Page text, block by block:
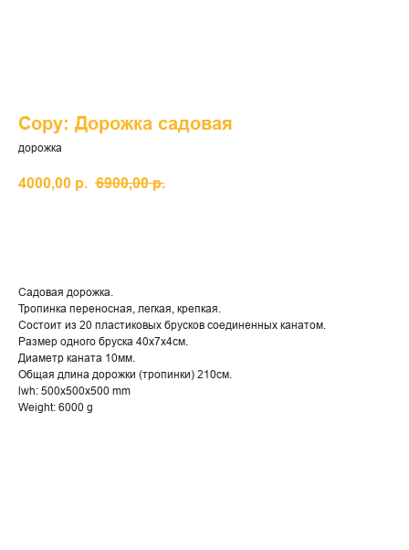
Copy: Дорожка садовая
дорожка
4000,00 р. 6900,00 р.
Садовая дорожка.
Тропинка переносная, легкая, крепкая.
Состоит из 20 пластиковых брусков соединенных канатом.
Размер одного бруска 40х7х4см.
Диаметр каната 10мм.
Общая длина дорожки (тропинки) 210см.
lwh: 500x500x500 mm
Weight: 6000 g